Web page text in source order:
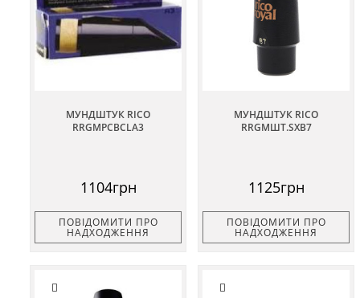
МУНДШТУК RICO
RRGMPCBCLA3
1104грн
ПОВІДОМИТИ ПРО
НАДХОДЖЕННЯ
МУНДШТУК RICO
RRGMШТ.SXB7
1125грн
ПОВІДОМИТИ ПРО
НАДХОДЖЕННЯ